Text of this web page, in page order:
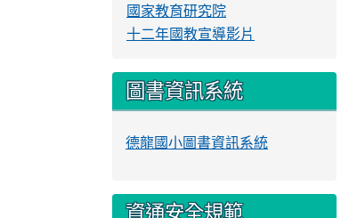
國家教育研究院
十二年國教宣導影片
圖書資訊系統
德龍國小圖書資訊系統
資通安全規範